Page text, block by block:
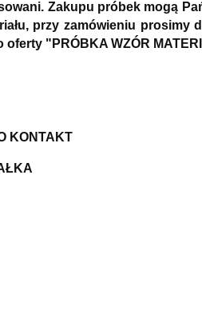
Zakupu próbek mogą
przy zamówieniu prosimy
"PRÓBKA WZÓR
KONTAKT